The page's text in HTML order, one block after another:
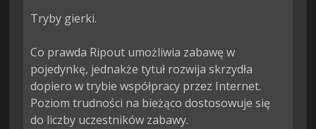
Tryby gierki.
Co prawda Ripout umożliwia zabawę w
pojedynkę, jednakże tytuł rozwija skrzydła
dopiero w trybie współpracy przez Internet.
Poziom trudności na bieżąco dostosowuje się
do liczby uczestników zabawy.